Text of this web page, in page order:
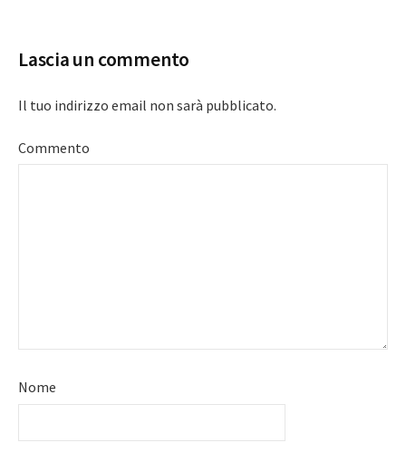
Lascia un commento
Il tuo indirizzo email non sarà pubblicato.
Commento
Nome